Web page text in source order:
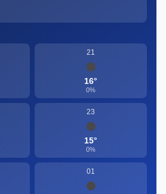
21
16°
0%
23
15°
0%
01